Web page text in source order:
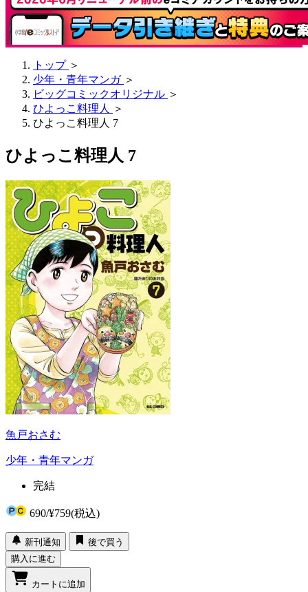
トップ ＞
少年・青年マンガ ＞
ビッグコミックオリジナル ＞
ひよっこ料理人
＞
ひよっこ料理人 7
ひよっこ料理人 7
魚戸おさむ
少年・青年マンガ
完結
690/¥759(税込)
新刊通知
後で買う
購入に進む
カートに追加